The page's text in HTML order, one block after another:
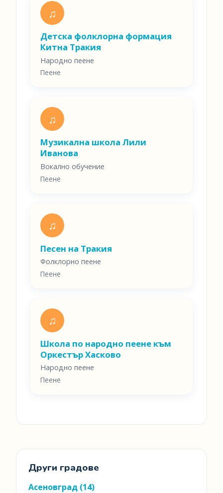
♫
Детска фолклорна формация
Китна Тракия
Народно пеене
Пеене
♫
Музикална школа Лили
Иванова
Вокално обучение
Пеене
♫
Песен на Тракия
Фолклорно пеене
Пеене
♫
Школа по народно пеене към
Оркестър Хасково
Народно пеене
Пеене
Други градове
Асеновград (14)